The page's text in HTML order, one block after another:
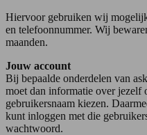
Hiervoor gebruiken wij
en telefoonnummer. Wij
maanden.
Jouw account
Bij bepaalde onderdelen van
moet dan informatie over jezelf
gebruikersnaam kiezen.
kunt inloggen met die
wachtwoord.